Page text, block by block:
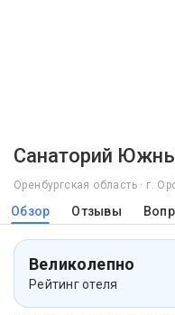
Санаторий
Оренбургская область · г.
Обзор Отзывы
Великолепно
Рейтинг отеля